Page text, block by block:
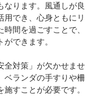
なります。風通しが良
でき、心身ともにリ
間を過ごすことで、
できます。
全対策」が欠かせませ
ベランダの手すりや柵
すことが必要です。